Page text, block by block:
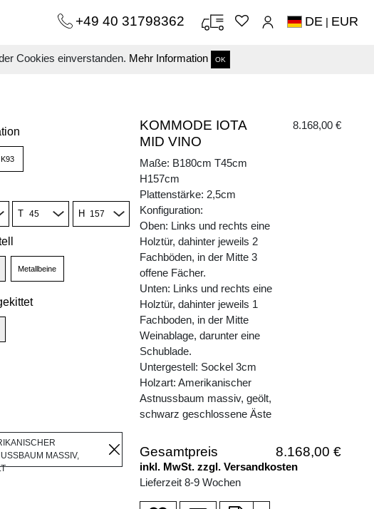
Cookies einverstanden. Mehr Information OK
+49 40 31798362 DE | EUR
K93
T H
Metallbeine
MASSIV,
KOMMODE IOTA
MID VINO
8.168,00 €
Maße: B180cm T45cm
H157cm
Plattenstärke: 2,5cm
Konfiguration:
Oben: Links und rechts eine
Holztür, dahinter jeweils 2
Fachböden, in der Mitte 3
offene Fächer.
Unten: Links und rechts eine
Holztür, dahinter jeweils 1
Fachboden, in der Mitte
Weinablage, darunter eine
Schublade.
Untergestell: Sockel 3cm
Holzart: Amerikanischer
Astnussbaum massiv, geölt,
schwarz geschlossene Äste
Gesamtpreis 8.168,00 €
inkl. MwSt. zzgl. Versandkosten
Lieferzeit 8-9 Wochen